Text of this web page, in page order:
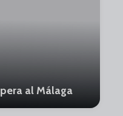
al Málaga